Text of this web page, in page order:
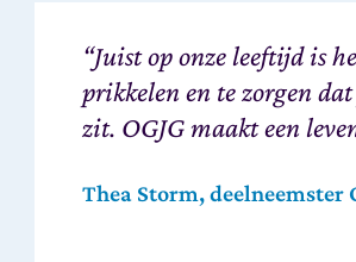
“Juist op onze leeftijd is
prikkelen en te zorgen
zit. OGJG maakt een
Thea Storm, deelneemster